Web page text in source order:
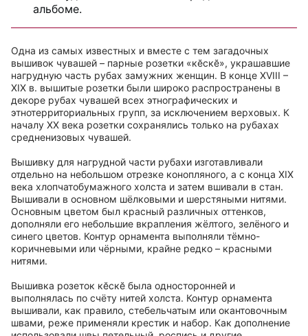
альбоме.
Одна из самых известных и вместе с тем загадочных
вышивок чувашей – парные розетки «кӗскӗ», украшавшие
нагрудную часть рубах замужних женщин. В конце XVIII –
XIX в. вышитые розетки были широко распространены в
декоре рубах чувашей всех этнографических и
этнотерриториальных групп, за исключением верховых. К
началу ХХ века розетки сохранялись только на рубахах
средненизовых чувашей.
Вышивку для нагрудной части рубахи изготавливали
отдельно на небольшом отрезке конопляного, а с конца XIX
века хлопчатобумажного холста и затем вшивали в стан.
Вышивали в основном шёлковыми и шерстяными нитями.
Основным цветом был красный различных оттенков,
дополняли его небольшие вкрапления жёлтого, зелёного и
синего цветов. Контур орнамента выполняли тёмно-
коричневыми или чёрными, крайне редко – красными
нитями.
Вышивка розеток кӗскӗ была односторонней и
выполнялась по счёту нитей холста. Контур орнамента
вышивали, как правило, стебельчатым или окантовочным
швами, реже применяли крестик и набор. Как дополнение